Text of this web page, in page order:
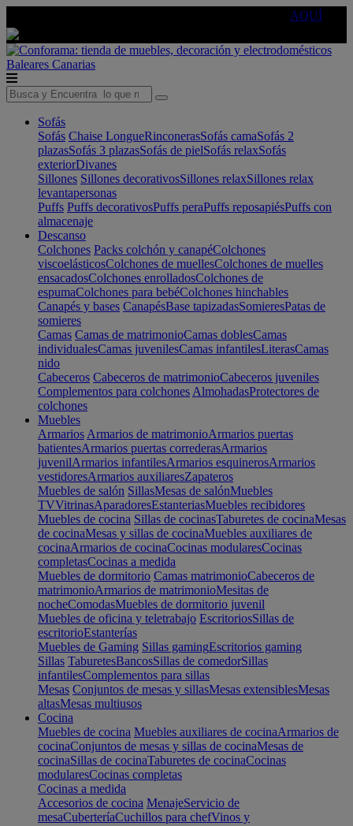
AQUÍ
Baleares Canarias
Sofás
Sofás Chaise LongueRinconerasSofás camaSofás 2
plazasSofás 3 plazasSofás de pielSofás relaxSofás
exteriorDivanes
Sillones Sillones decorativosSillones relaxSillones relax
levantapersonas
Puffs Puffs decorativosPuffs peraPuffs reposapiésPuffs con
almacenaje
Descanso
Colchones Packs colchón y canapéColchones
viscoelásticosColchones de muellesColchones de muelles
ensacadosColchones enrolladosColchones de
espumaColchones para bebéColchones hinchables
Canapés y bases CanapésBase tapizadasSomieresPatas de
somieres
Camas Camas de matrimonioCamas doblesCamas
individualesCamas juvenilesCamas infantilesLiterasCamas
nido
Cabeceros Cabeceros de matrimonioCabeceros juveniles
Complementos para colchones AlmohadasProtectores de
colchones
Muebles
Armarios Armarios de matrimonioArmarios puertas
batientesArmarios puertas correderasArmarios
juvenilArmarios infantilesArmarios esquinerosArmarios
vestidoresArmarios auxiliaresZapateros
Muebles de salón SillasMesas de salónMuebles
TVVitrinasAparadoresEstanteriasMuebles recibidores
Muebles de cocina Sillas de cocinasTaburetes de cocinaMesas
de cocinaMesas y sillas de cocinaMuebles auxiliares de
cocinaArmarios de cocinaCocinas modularesCocinas
completasCocinas a medida
Muebles de dormitorio Camas matrimonioCabeceros de
matrimonioArmarios de matrimonioMesitas de
nocheComodasMuebles de dormitorio juvenil
Muebles de oficina y teletrabajo EscritoriosSillas de
escritorioEstanterías
Muebles de Gaming Sillas gamingEscritorios gaming
Sillas TaburetesBancosSillas de comedorSillas
infantilesComplementos para sillas
Mesas Conjuntos de mesas y sillasMesas extensiblesMesas
altasMesas multiusos
Cocina
Muebles de cocina Muebles auxiliares de cocinaArmarios de
cocinaConjuntos de mesas y sillas de cocinaMesas de
cocinaSillas de cocinaTaburetes de cocinaCocinas
modularesCocinas completas
Cocinas a medida
Accesorios de cocina MenajeServicio de
mesaCuberteríaCuchillos para chefVinos y